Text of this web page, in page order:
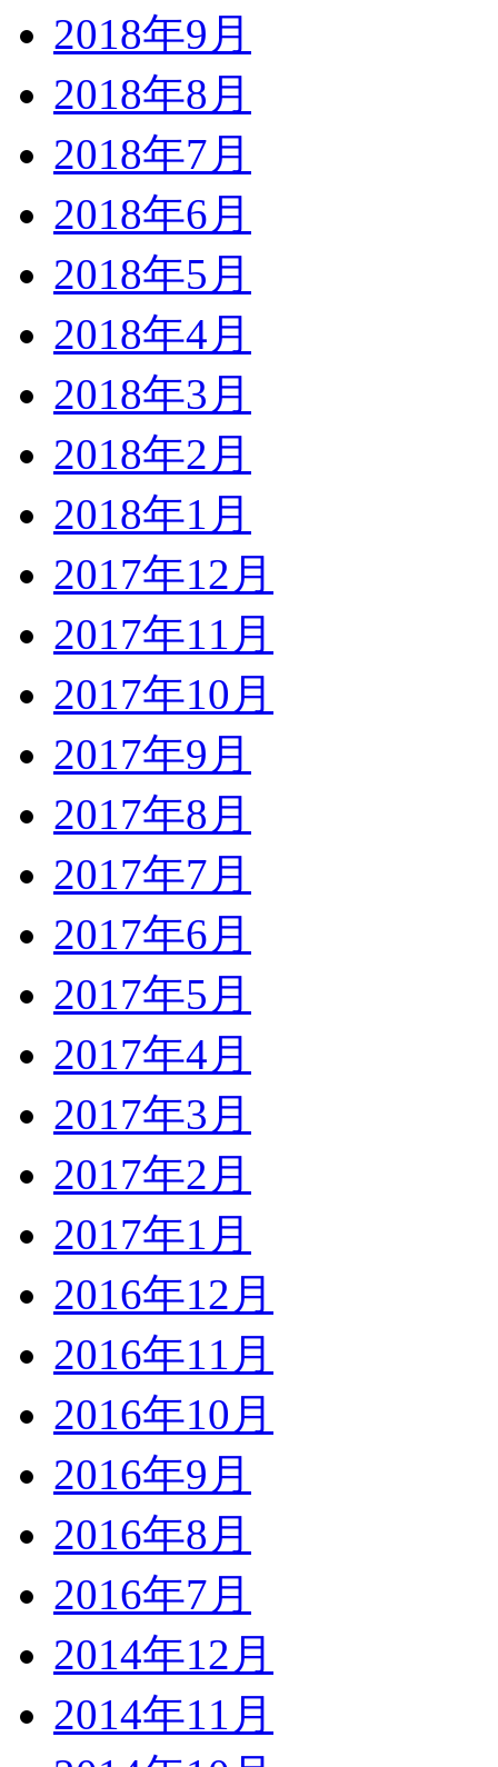
2018年9月
2018年8月
2018年7月
2018年6月
2018年5月
2018年4月
2018年3月
2018年2月
2018年1月
2017年12月
2017年11月
2017年10月
2017年9月
2017年8月
2017年7月
2017年6月
2017年5月
2017年4月
2017年3月
2017年2月
2017年1月
2016年12月
2016年11月
2016年10月
2016年9月
2016年8月
2016年7月
2014年12月
2014年11月